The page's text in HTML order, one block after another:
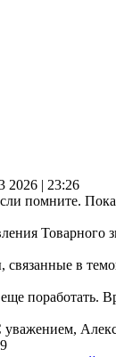
2026 | 23:26
помните.
Товарного
в
поработать.
уважением,